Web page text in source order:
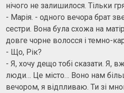
нічого не залишилося. Тільки
- Марія. - одного вечора брат
сестри. Вона була схожа на
довге чорне волосся і темно-
- Що, Рік?
- Я, хочу дещо тобі сказати. Я,
люди… Це місто… Воно нам
вечором, я відпливаю. Ти зі